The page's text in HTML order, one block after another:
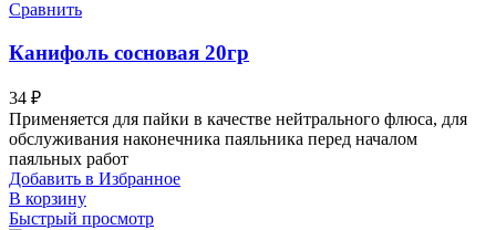
Сравнить
Канифоль сосновая 20гр
34 ₽
Применяется для пайки в качестве нейтрального флюса, для
обслуживания наконечника паяльника перед началом
паяльных работ
Добавить в Избранное
В корзину
Быстрый просмотр